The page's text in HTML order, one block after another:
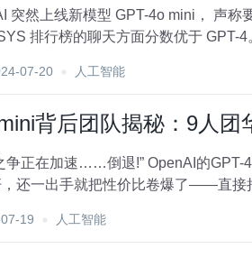
突然上线新模型 GPT-4o mini， 声称
排行榜的聊天方面分数优于 GPT-
07-20 人工智能
背后团队揭秘：9人
争正在加速……倒退!” OpenAI的GPT-
还一出手就把性价比卷爆了——直接
19 人工智能